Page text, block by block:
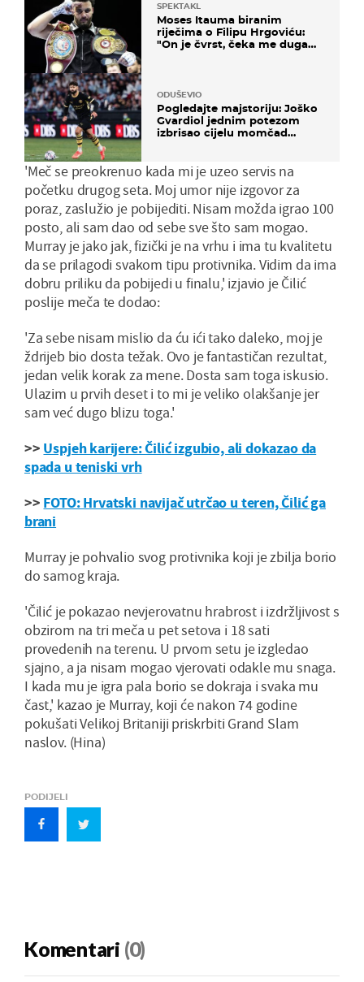
SPEKTAKL
Moses Itauma biranim
riječima o Filipu Hrgoviću:
"On je čvrst, čeka me duga
ODUŠEVIO
Pogledajte majstoriju: Joško
Gvardiol jednim potezom
izbrisao cijelu momčad
'Meč se preokrenuo kada mi je uzeo servis na
početku drugog seta. Moj umor nije izgovor za
poraz, zaslužio je pobijediti. Nisam možda igrao 100
posto, ali sam dao od sebe sve što sam mogao.
Murray je jako jak, fizički je na vrhu i ima tu kvalitetu
da se prilagodi svakom tipu protivnika. Vidim da ima
dobru priliku da pobijedi u finalu,' izjavio je Čilić
poslije meča te dodao:
'Za sebe nisam mislio da ću ići tako daleko, moj je
ždrijeb bio dosta težak. Ovo je fantastičan rezultat,
jedan velik korak za mene. Dosta sam toga iskusio.
Ulazim u prvih deset i to mi je veliko olakšanje jer
sam već dugo blizu toga.'
>> Uspjeh karijere: Čilić izgubio, ali dokazao da
spada u teniski vrh
>> FOTO: Hrvatski navijač utrčao u teren, Čilić ga
brani
Murray je pohvalio svog protivnika koji je zbilja borio
do samog kraja.
'Čilić je pokazao nevjerovatnu hrabrost i izdržljivost s
obzirom na tri meča u pet setova i 18 sati
provedenih na terenu. U prvom setu je izgledao
sjajno, a ja nisam mogao vjerovati odakle mu snaga.
I kada mu je igra pala borio se dokraja i svaka mu
čast,' kazao je Murray, koji će nakon 74 godine
pokušati Velikoj Britaniji priskrbiti Grand Slam
naslov. (Hina)
PODIJELI
Komentari (0)